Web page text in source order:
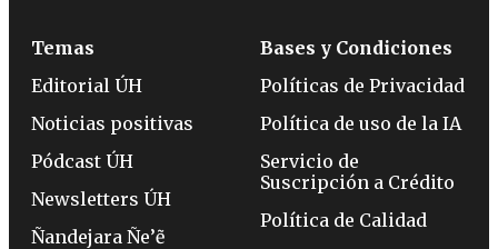
Temas
Editorial ÚH
Noticias positivas
Pódcast ÚH
Newsletters ÚH
Ñandejara Ñe’ẽ
Bases y Condiciones
Políticas de Privacidad
Política de uso de la IA
Servicio de
Suscripción a Crédito
Política de Calidad